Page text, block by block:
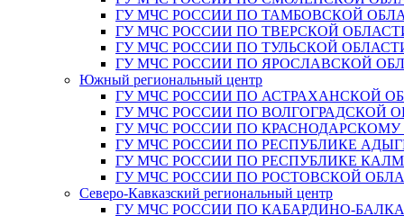
ГУ МЧС РОССИИ ПО ТАМБОВСКОЙ
ГУ МЧС РОССИИ ПО ТВЕРСКОЙ
ГУ МЧС РОССИИ ПО ТУЛЬСКОЙ
ГУ МЧС РОССИИ ПО ЯРОСЛАВСКОЙ
Южный региональный центр
ГУ МЧС РОССИИ ПО АСТРАХАНСКОЙ
ГУ МЧС РОССИИ ПО ВОЛГОГРАДСКОЙ
ГУ МЧС РОССИИ ПО
ГУ МЧС РОССИИ ПО РЕСПУБЛИКЕ
ГУ МЧС РОССИИ ПО РЕСПУБЛИКЕ
ГУ МЧС РОССИИ ПО РОСТОВСКОЙ
Северо-Кавказский региональный центр
ГУ МЧС РОССИИ ПО КАБАРДИНО-